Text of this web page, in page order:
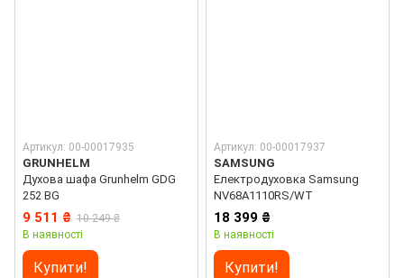
Артикул: 00-00017935
GRUNHELM
Духова шафа Grunhelm GDG
252 BG
9 511 ₴ 10 249 ₴
В наявності
Купити!
Артикул: 00-00017937
SAMSUNG
Електродуховка Samsung
NV68A1110RS/WT
18 399 ₴
В наявності
Купити!